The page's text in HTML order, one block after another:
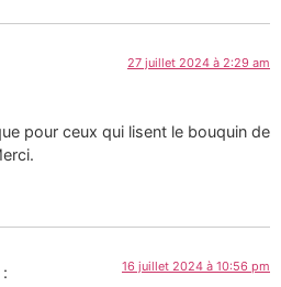
27 juillet 2024 à 2:29 am
pour ceux qui lisent le bouquin de
16 juillet 2024 à 10:56 pm